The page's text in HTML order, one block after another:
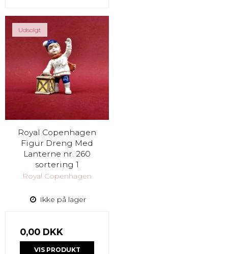
Udsolgt
Royal Copenhagen
Figur Dreng Med
Lanterne nr. 260
sortering 1
Royal Copenhagen
Ikke på lager
0,00 DKK
VIS PRODUKT